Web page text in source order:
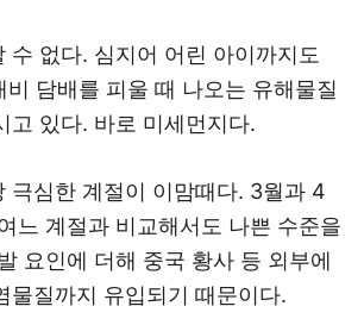
수 없다. 심지어 어린 아이까지도
담배를 피울 때 나오는 유해물질
고 있다. 바로 미세먼지다.
극심한 계절이 이맘때다. 3월과 4
느 계절과 비교해서도 나쁜 수준을
요인에 더해 중국 황사 등 외부에
물질까지 유입되기 때문이다.